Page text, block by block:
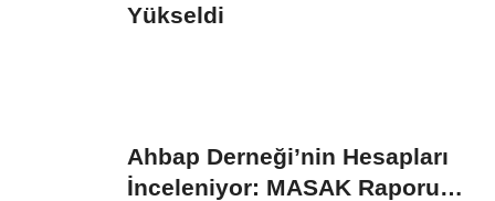
Yükseldi
Ahbap Derneği’nin Hesapları
İnceleniyor: MASAK Raporu